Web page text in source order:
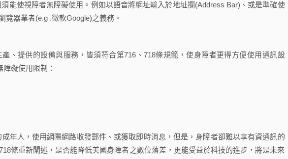
能使視障者無障礙使用。例如以語音將網址輸入於地址攔(Address Bar)、或是準確使
覽器業者(e.g .微軟Google)之義務。
提供的設備與服務，皆須符合第716、718條規範，使身障者更得方便使用通訊設
礙使用限制：
人，使用網際網路收發郵件、或獲取即時消息，但是，身障者卻難以享有資通訊的
條重新闡述，是否能降低美國身障者之數位落差，更能受益於科技的進步，將是未來